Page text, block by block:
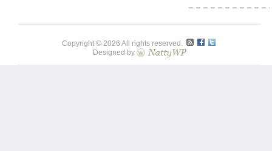
Copyright © 2026 All rights reserved.
Designed by